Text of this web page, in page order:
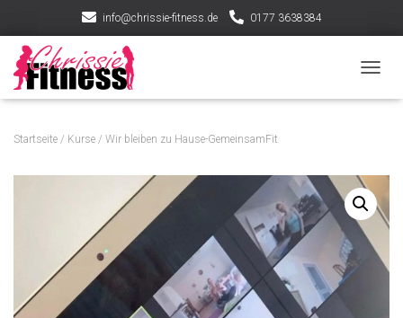
info@chrissie-fitness.de 0177 3638384
A
O
U
Startseite / Kurse / Wir bleiben zu Hause-GemeinsamFit